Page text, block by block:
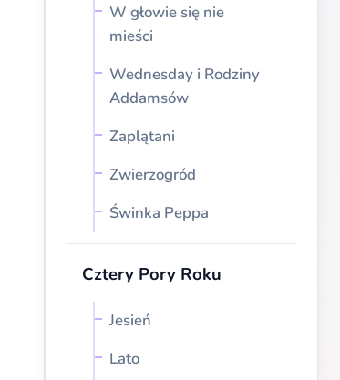
W głowie się nie
mieści
Wednesday i Rodziny
Addamsów
Zaplątani
Zwierzogród
Świnka Peppa
Cztery Pory Roku
Jesień
Lato